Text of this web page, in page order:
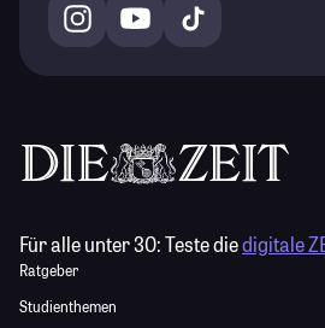
Für alle unter 30:Teste diedigitale
Ratgeber
Studienthemen